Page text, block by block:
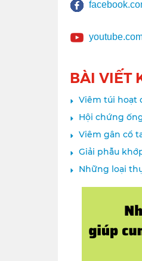
BÀI VIẾT
Viêm túi hoạt
Hội chứng
Viêm gân cổ
Giải phẫu
Những loại